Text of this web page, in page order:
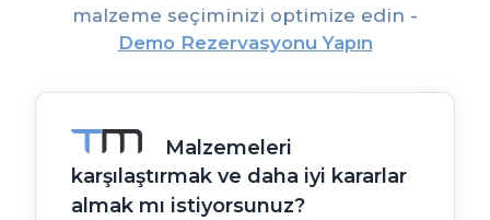
malzeme seçiminizi optimize edin -
Demo Rezervasyonu Yapın
Malzemeleri
karşılaştırmak ve daha iyi kararlar
almak mı istiyorsunuz?